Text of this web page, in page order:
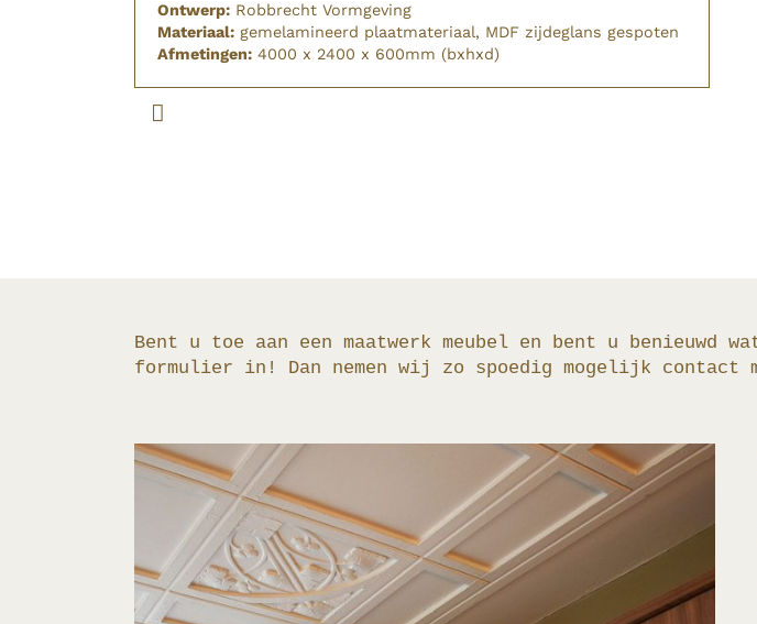
Ontwerp: Robbrecht Vormgeving
Materiaal: gemelamineerd plaatmateriaal, MDF zijdeglans gespoten
Afmetingen: 4000 x 2400 x 600mm (bxhxd)
Bent u toe aan een maatwerk meubel en bent u
formulier in! Dan nemen wij zo spoedig mogelijk contact